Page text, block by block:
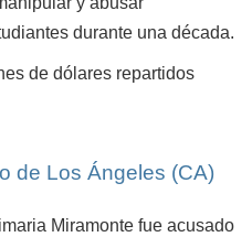
durante una década.
de dólares repartidos
de Los Ángeles (CA)
Miramonte fue acusado